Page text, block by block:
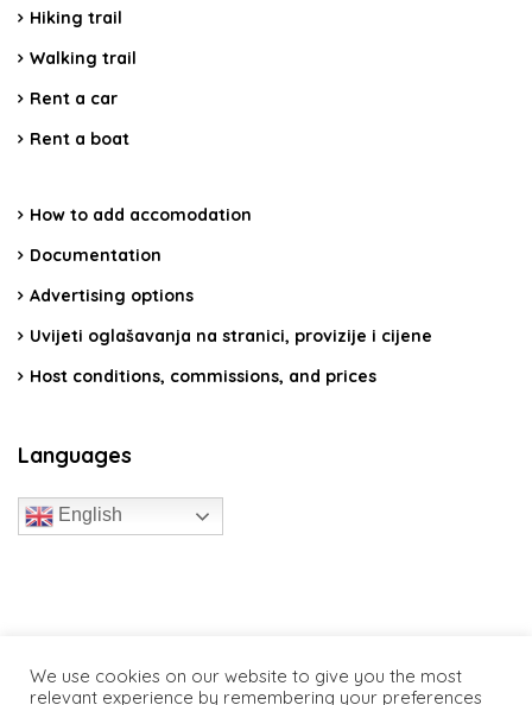
Hiking trail
Walking trail
Rent a car
Rent a boat
How to add accomodation
Documentation
Advertising options
Uvijeti oglašavanja na stranici, provizije i cijene
Host conditions, commissions, and prices
Languages
English
We use cookies on our website to give you the most
relevant experience by remembering your preferences